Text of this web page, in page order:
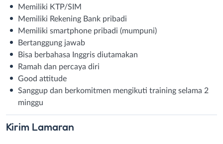
Memiliki KTP/SIM
Memiliki Rekening Bank pribadi
Memiliki smartphone pribadi (mumpuni)
Bertanggung jawab
Bisa berbahasa Inggris diutamakan
Ramah dan percaya diri
Good attitude
Sanggup dan berkomitmen mengikuti training selama 2
minggu
Kirim Lamaran